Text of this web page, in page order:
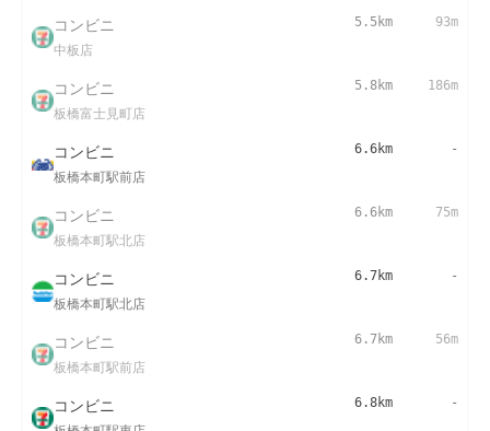
コンビニ
中板店
5.5km 93m
コンビニ
板橋富士見町店
5.8km 186m
コンビニ
板橋本町駅前店
6.6km -
コンビニ
板橋本町駅北店
6.6km 75m
コンビニ
板橋本町駅北店
6.7km -
コンビニ
板橋本町駅前店
6.7km 56m
コンビニ 6.8km -